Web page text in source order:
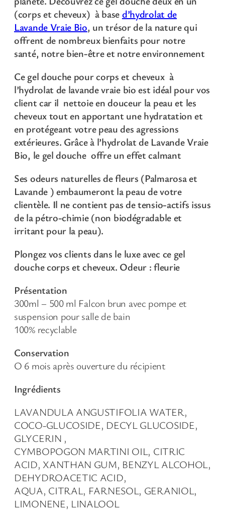
p
s
e
t
c
h
e
e
u
x
à
'
H
y
d
r
l
a
d
e
L
a
v
a
n
d
V
r
a
i
e
B
i
o
(corps et cheveux) à based’hydrolat de
Lavande Vraie Bio, un trésor de la nature qui
offrent de nombreux bienfaits pour notre
santé, notre bien-être et notre environnement
Ce gel douche pour corps et cheveux à
l’hydrolat de lavande vraie bio est idéal pour vos
client car il nettoie en douceur la peau et les
cheveux tout en apportant une hydratation et
en protégeant votre peau des agressions
extérieures. Grâce à l’hydrolat de Lavande Vraie
Bio, le gel douche offre un effet calmant
Ses odeurs naturelles de fleurs (Palmarosa et
Lavande ) embaumeront la peau de votre
clientèle. Il ne contient pas de tensio-actifs issus
de la pétro-chimie(non biodégradable et
irritant pour la peau).
Plongez vos clients dans le luxe avec ce gel
douche corps et cheveux. Odeur : fleurie
Présentation
300ml – 500 ml Falcon brun avec pompe et
suspension pour salle de bain
100% recyclable
Conservation
Ο 6 mois après ouverture du récipient
Ingrédients
LAVANDULA ANGUSTIFOLIA WATER,
COCO-GLUCOSIDE, DECYL GLUCOSIDE,
GLYCERIN ,
CYMBOPOGON MARTINI OIL, CITRIC
ACID, XANTHAN GUM, BENZYL ALCOHOL,
DEHYDROACETIC ACID,
AQUA, CITRAL, FARNESOL, GERANIOL,
LIMONENE, LINALOOL